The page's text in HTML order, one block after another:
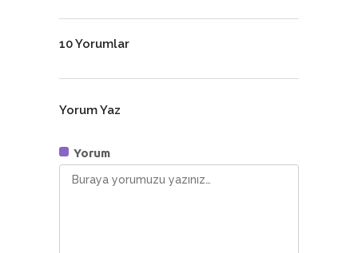
10 Yorumlar
Yorum Yaz
Yorum